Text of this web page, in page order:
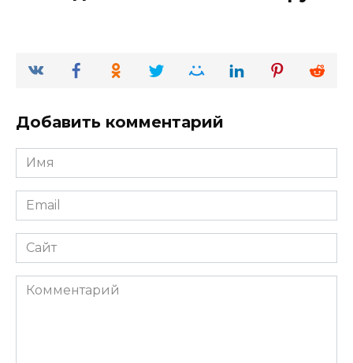
Добавить комментарий
Имя
*
Email
*
Сайт
Комментарий